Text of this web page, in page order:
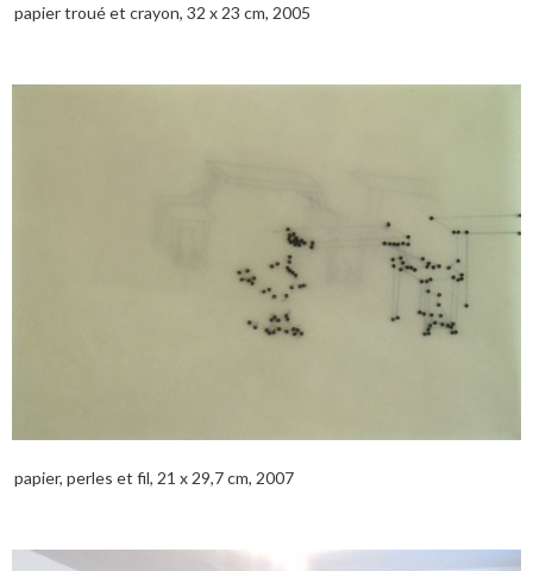
papier troué et crayon, 32 x 23 cm, 2005
papier, perles et fil, 21 x 29,7 cm, 2007